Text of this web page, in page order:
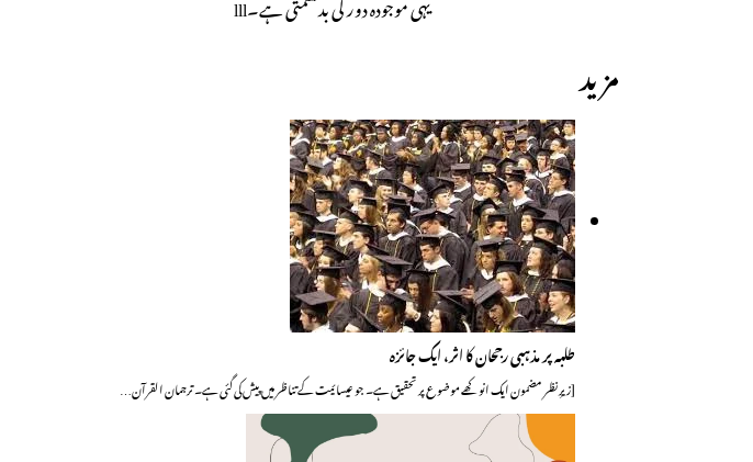
مزید
طلبہ پر مذہبی رجحان کا اثر، ایک جائزہ
[زیرِ نظر مضمون ایک انوکھے موضوع پر تحقیق ہے۔ جو عیسائیت کے تناظر میں پیش کی گئی ہے۔ ترجمان القرآن…